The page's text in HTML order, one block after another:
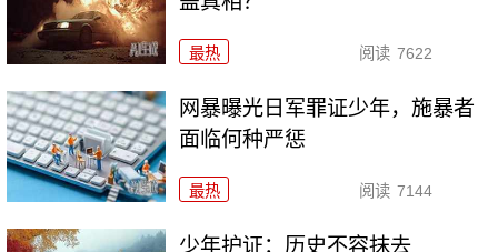
最热 阅读 7622
网暴曝光日军罪证少年，施暴者
面临何种严惩
最热 阅读 7144
少年护证：历史不容抹去